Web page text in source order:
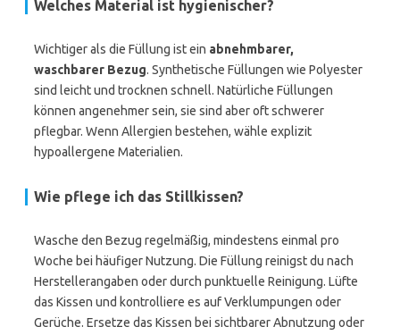
Welches Material ist hygienischer?
Wichtiger als die Füllung ist ein abnehmbarer,
waschbarer Bezug. Synthetische Füllungen wie Polyester
sind leicht und trocknen schnell. Natürliche Füllungen
können angenehmer sein, sie sind aber oft schwerer
pflegbar. Wenn Allergien bestehen, wähle explizit
hypoallergene Materialien.
Wie pflege ich das Stillkissen?
Wasche den Bezug regelmäßig, mindestens einmal pro
Woche bei häufiger Nutzung. Die Füllung reinigst du nach
Herstellerangaben oder durch punktuelle Reinigung. Lüfte
das Kissen und kontrolliere es auf Verklumpungen oder
Gerüche. Ersetze das Kissen bei sichtbarer Abnutzung oder